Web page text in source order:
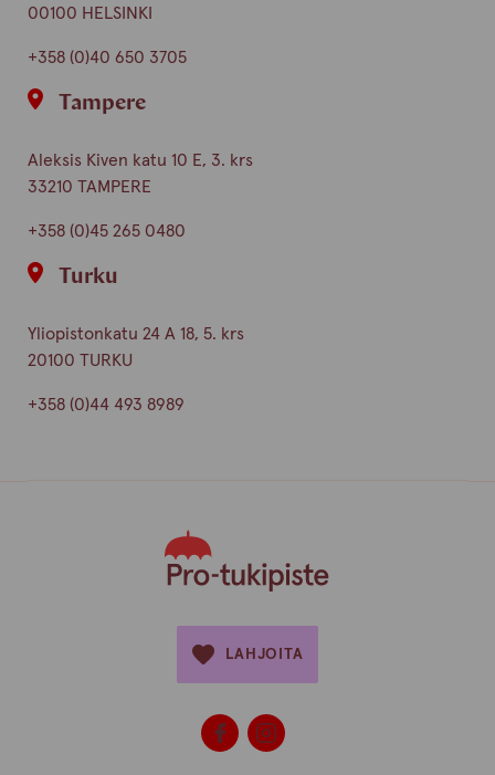
00100 HELSINKI
+358 (0)40 650 3705
Tampere
Aleksis Kiven katu 10 E, 3. krs
33210 TAMPERE
+358 (0)45 265 0480
Turku
Yliopistonkatu 24 A 18, 5. krs
20100 TURKU
+358 (0)44 493 8989
LAHJOITA